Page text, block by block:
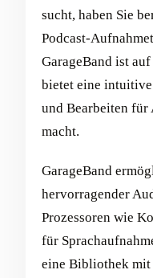
sucht, haben Sie
Podcast-
GarageBand ist
bietet eine
und Bearbeiten für
macht.
GarageBand
hervorragender
Prozessoren wie
für
eine Bibliothek